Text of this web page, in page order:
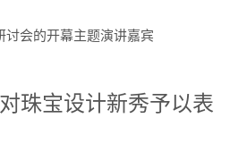
讨会的开幕主题演讲嘉宾
对珠宝设计新秀予以表